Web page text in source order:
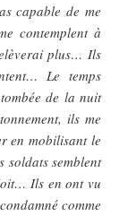
capable de me
contemplent à
plus… Ils
Le temps
de la nuit
ils me
en mobilisant le
soldats semblent
Ils en ont vu
comme